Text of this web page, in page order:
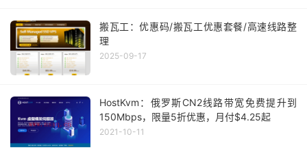
搬瓦工：优惠码/搬瓦工优惠套餐/高速线路整
理
2025-09-17
HostKvm：俄罗斯CN2线路带宽免费提升到
150Mbps，限量5折优惠，月付$4.25起
2021-10-11